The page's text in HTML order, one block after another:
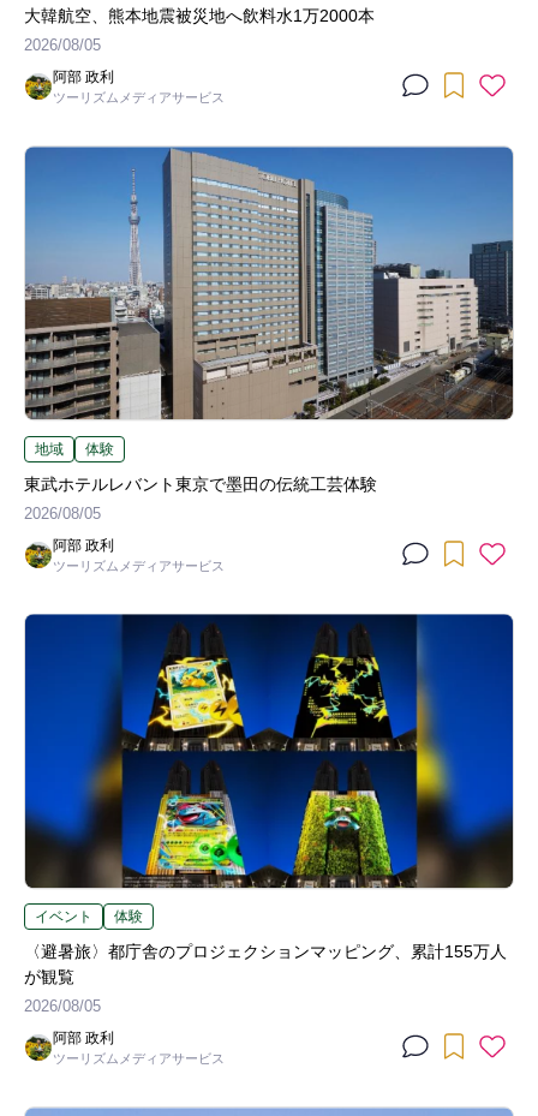
大韓航空、熊本地震被災地へ飲料水1万2000本
2026/08/05
阿部 政利
ツーリズムメディアサービス
地域 体験
東武ホテルレバント東京で墨田の伝統工芸体験
2026/08/05
阿部 政利
ツーリズムメディアサービス
イベント 体験
〈避暑旅〉都庁舎のプロジェクションマッピング、累計155万人
が観覧
2026/08/05
阿部 政利
ツーリズムメディアサービス